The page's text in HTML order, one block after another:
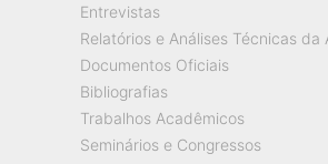
Entrevistas
Relatórios e Análises Técnicas da
Documentos Oficiais
Bibliografias
Trabalhos Acadêmicos
Seminários e Congressos